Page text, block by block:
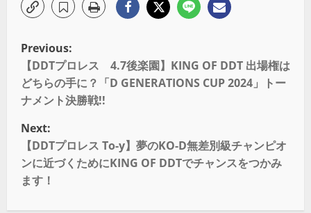
Previous:
【DDTプロレス 4.7後楽園】KING OF DDT 出場権は
どちらの手に？「D GENERATIONS CUP 2024」トー
ナメント決勝戦!!
Next:
【DDTプロレス To-y】夢のKO-D無差別級チャンピオ
ンに近づくためにKING OF DDTでチャンスをつかみ
ます！